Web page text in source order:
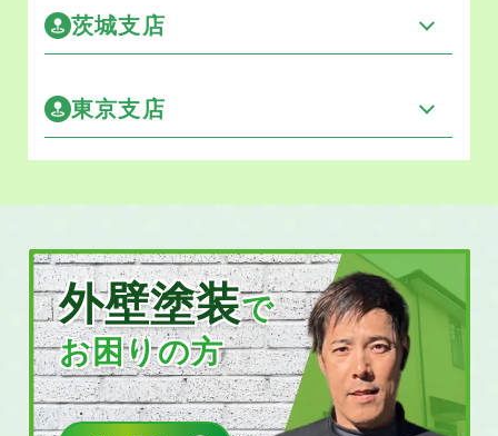
茨城支店
東京支店
外壁塗装で
お困りの方